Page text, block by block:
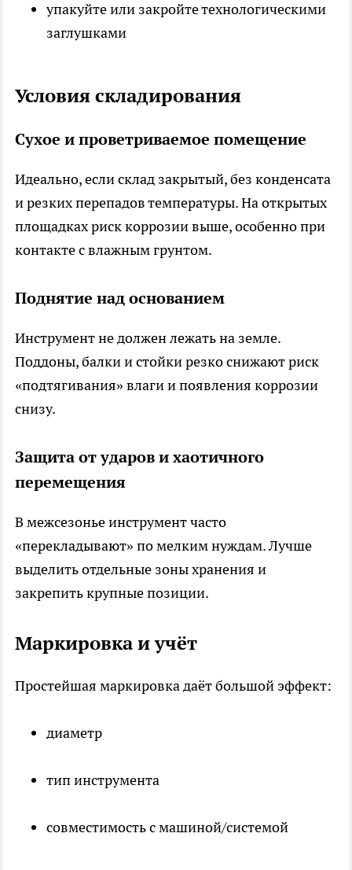
упакуйте или закройте технологическими
заглушками
Условия складирования
Сухое и проветриваемое помещение
Идеально, если склад закрытый, без конденсата
и резких перепадов температуры. На открытых
площадках риск коррозии выше, особенно при
контакте с влажным грунтом.
Поднятие над основанием
Инструмент не должен лежать на земле.
Поддоны, балки и стойки резко снижают риск
«подтягивания» влаги и появления коррозии
снизу.
Защита от ударов и хаотичного
перемещения
В межсезонье инструмент часто
«перекладывают» по мелким нуждам. Лучше
выделить отдельные зоны хранения и
закрепить крупные позиции.
Маркировка и учёт
Простейшая маркировка даёт большой эффект:
диаметр
тип инструмента
совместимость с машиной/системой